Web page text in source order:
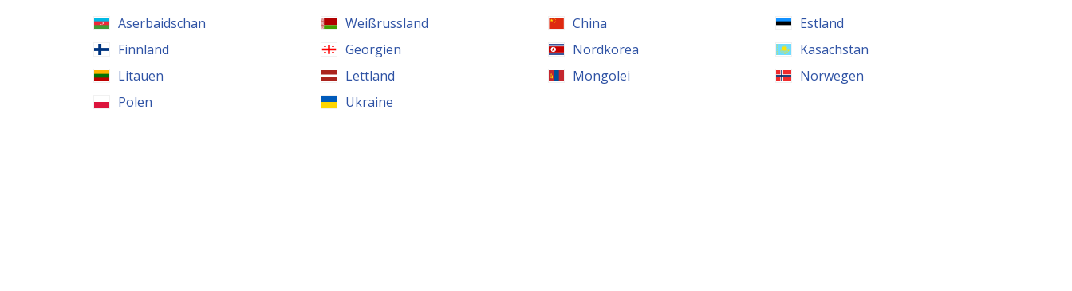
Aserbaidschan Weißrussland China
Estland
Finnland
Georgien Nordkorea
Kasachstan
Litauen
Lettland Mongolei
Norwegen
Polen
Ukraine